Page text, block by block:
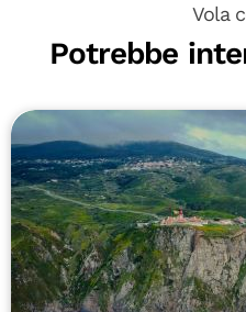
Vola
Potrebbe